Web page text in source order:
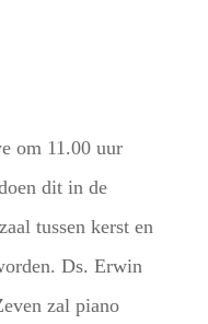
om 11.00 uur
dit in de
tussen kerst en
Ds. Erwin
zal piano